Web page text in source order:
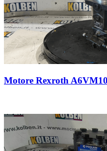
Motore Rexroth